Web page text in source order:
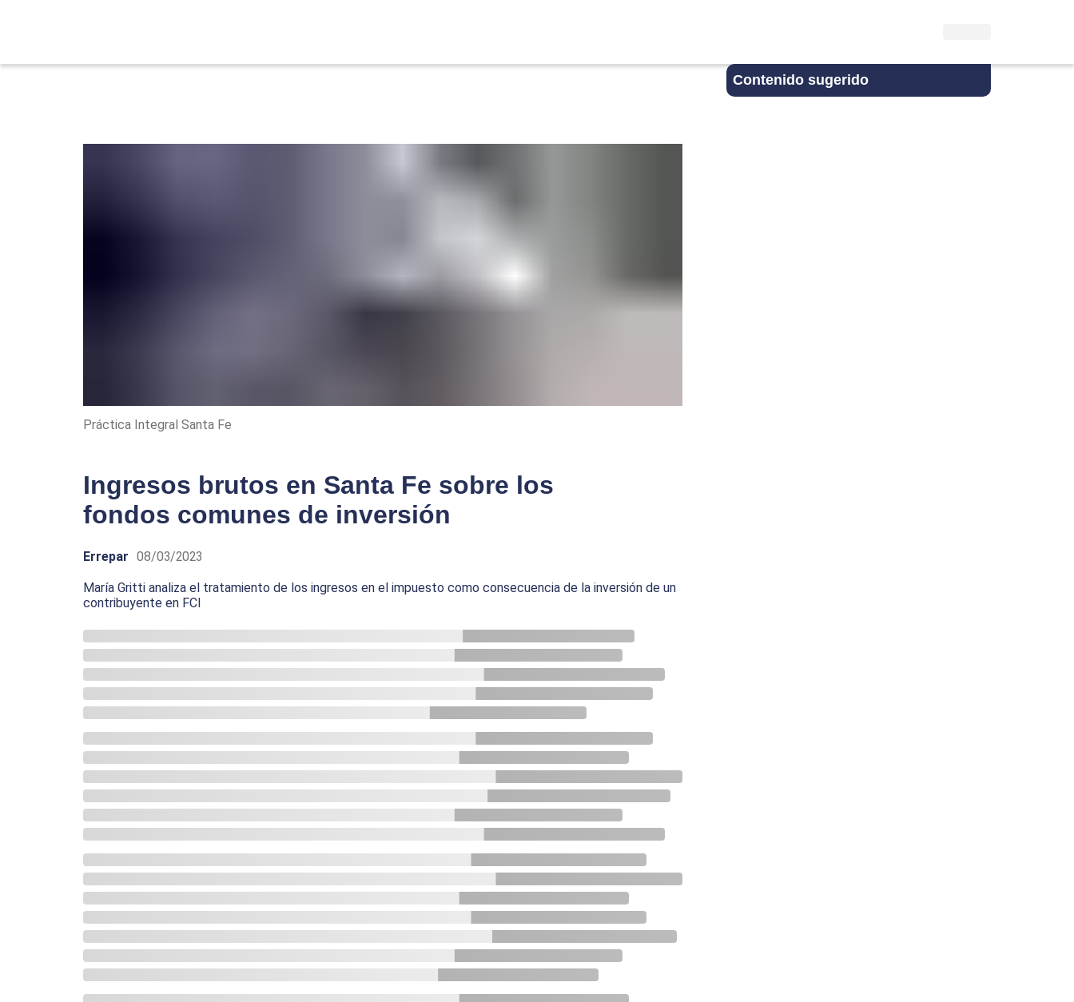
Contenido sugerido
Práctica Integral Santa Fe
Ingresos brutos en Santa Fe sobre los
fondos comunes de inversión
Errepar 08/03/2023
María Gritti analiza el tratamiento de los ingresos en el impuesto como consecuencia de la inversión de un
contribuyente en FCI